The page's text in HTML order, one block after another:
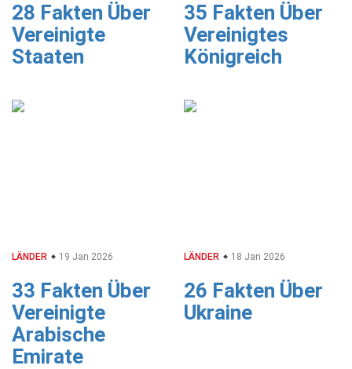
28 Fakten Über
Vereinigte
Staaten
35 Fakten Über
Vereinigtes
Königreich
LÄNDER 19 Jan 2026
33 Fakten Über
Vereinigte
Arabische
Emirate
LÄNDER 18 Jan 2026
26 Fakten Über
Ukraine